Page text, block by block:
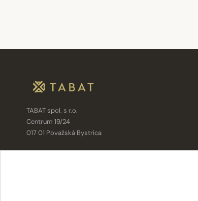
TABAT spol. s r.o.
Centrum 19/24
017 01 Považská Bystrica